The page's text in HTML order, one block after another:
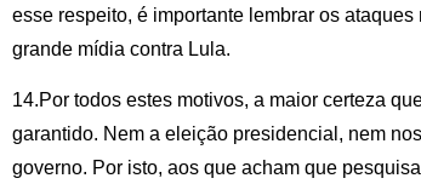
esse respeito, é importante lembrar os
grande mídia contra Lula.
14.Por todos estes motivos, a maior certeza
garantido. Nem a eleição presidencial, nem
governo. Por isto, aos que acham que